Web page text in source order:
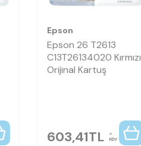
Epson
Epson 26 T2613
C13T26134020 Kırmızı
Orijinal Kartuş
603,41TL KDV